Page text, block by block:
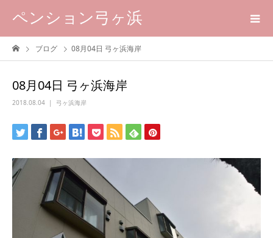
ペンション弓ヶ浜
ブログ 08月04日 弓ヶ浜海岸
08月04日 弓ヶ浜海岸
2018.08.04 弓ヶ浜海岸